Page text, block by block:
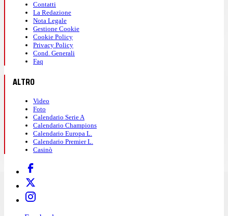
Contatti
La Redazione
Nota Legale
Gestione Cookie
Cookie Policy
Privacy Policy
Cond. Generali
Faq
ALTRO
Video
Foto
Calendario Serie A
Calendario Champions
Calendario Europa L.
Calendario Premier L.
Casinò